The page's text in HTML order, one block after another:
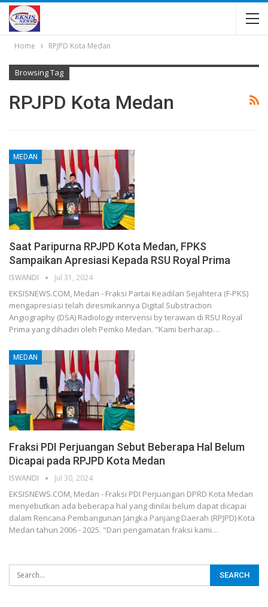
Home RPJPD Kota Medan
Browsing Tag
RPJPD Kota Medan
MEDAN
Saat Paripurna RPJPD Kota Medan, FPKS
Sampaikan Apresiasi Kepada RSU Royal Prima
ISWANDI Jul 31, 2024
EKSISNEWS.COM, Medan - Fraksi Partai Keadilan Sejahtera (F-PKS)
mengapresiasi telah diresmikannya Digital Substraction
Angiography (DSA) Radiology intervensi by terawan di RSU Royal
Prima yang dihadiri oleh Pemko Medan. "Kami berharap…
MEDAN
Fraksi PDI Perjuangan Sebut Beberapa Hal Belum
Dicapai pada RPJPD Kota Medan
ISWANDI Jul 30, 2024
EKSISNEWS.COM, Medan - Fraksi PDI Perjuangan DPRD Kota Medan
menyebutkan ada beberapa hal yang dinilai belum dapat dicapai
dalam Rencana Pembangunan Jangka Panjang Daerah (RPJPD) Kota
Medan tahun 2006 - 2025. "Dari pengamatan fraksi kami…